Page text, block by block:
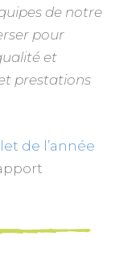
de notre
pour
et
prestations
de l’année